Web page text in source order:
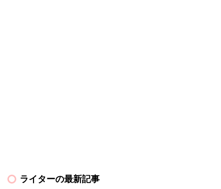
ライターの最新記事